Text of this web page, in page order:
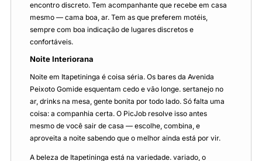
encontro discreto. Tem acompanhante que recebe em casa
mesmo — cama boa, ar. Tem as que preferem motéis,
sempre com boa indicação de lugares discretos e
confortáveis.
Noite Interiorana
Noite em Itapetininga é coisa séria. Os bares da Avenida
Peixoto Gomide esquentam cedo e vão longe. sertanejo no
ar, drinks na mesa, gente bonita por todo lado. Só falta uma
coisa: a companhia certa. O PicJob resolve isso antes
mesmo de você sair de casa — escolhe, combina, e
aproveita a noite sabendo que o melhor ainda está por vir.
A beleza de Itapetininga está na variedade. variado, o